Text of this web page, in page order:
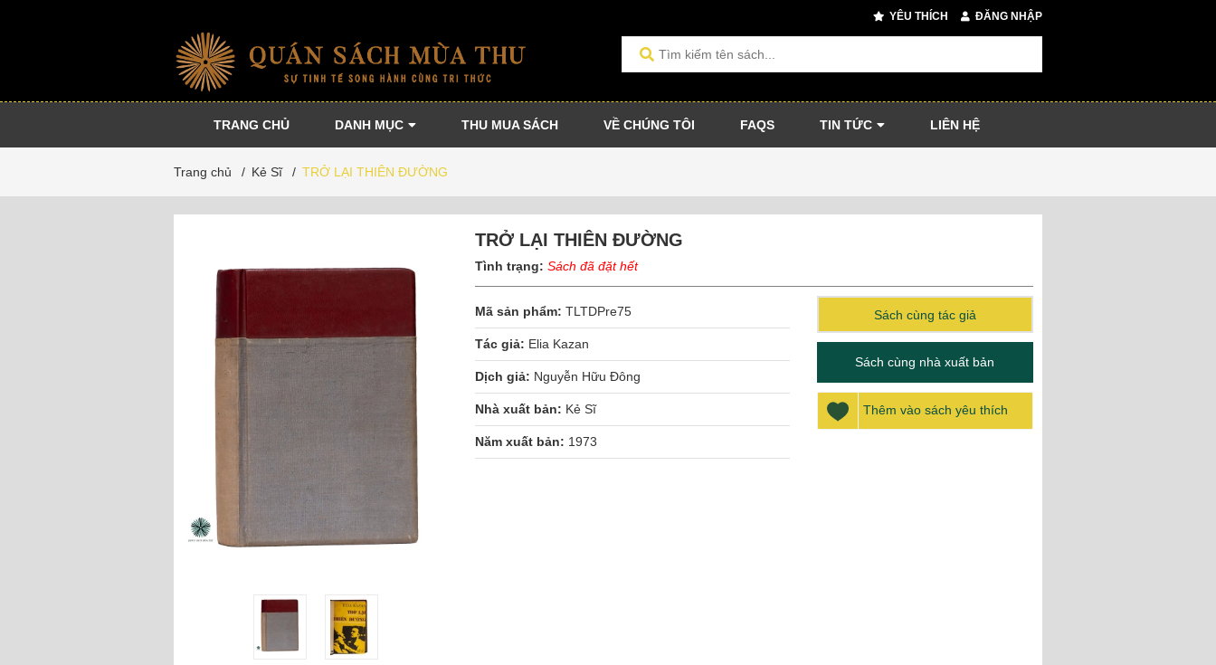
YÊU THÍCH ĐĂNG NHẬP
TRANG CHỦ DANH MỤC THU MUA SÁCH VỀ CHÚNG TÔI FAQS TIN TỨC LIÊN HỆ
Trang chủ / Kẻ Sĩ / TRỞ LẠI THIÊN ĐƯỜNG
TRỞ LẠI THIÊN ĐƯỜNG
Tình trạng:Sách đã đặt hết
Mã sản phẩm: TLTDPre75
Tác giả: Elia Kazan
Dịch giả: Nguyễn Hữu Đông
Nhà xuất bản: Kẻ Sĩ
Năm xuất bản: 1973
Sách cùng tác giả
Sách cùng nhà xuất bản
Thêm vào sách yêu thích